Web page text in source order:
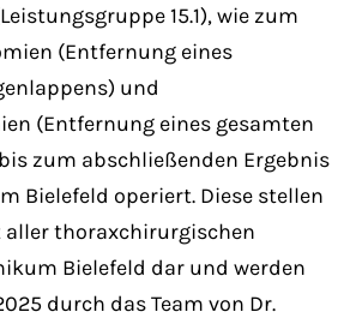
15.1), wie zum
(Entfernung eines
und
(Entfernung eines gesamten
zum abschließenden Ergebnis
Bielefeld operiert. Diese stellen
aller thoraxchirurgischen
Bielefeld dar und werden
durch das Team von Dr.